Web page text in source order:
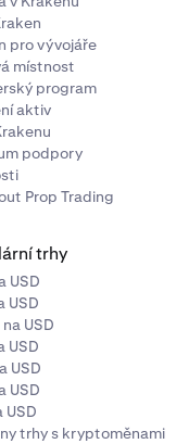
účet Kraken!
2FA pro
klíč, přepínač
polohy zapnuto
metoda zobrazí
účet Kraken!
klíč ztratili,
informace o
Naproti tomu
webu a některé
kód musí
pro vývojáře
místnost
program
aktiv
podpory
Prop Trading
trhy
USD
USD
USD
USD
USD
USD
USD
trhy s kryptoměnami